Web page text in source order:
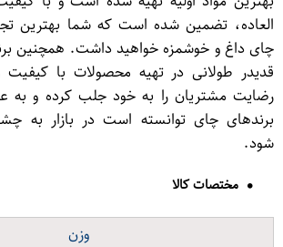
العاده، تضمین شده است که شما بهترین
چای داغ و خوشمزه خواهید داشت. همچنین
قدیدر طولانی در تهیه محصولات با کیفیت
رضایت مشتریان را به خود جلب کرده و به
برندهای چای توانسته است در بازار به
شود.
مختصات کالا
وزن